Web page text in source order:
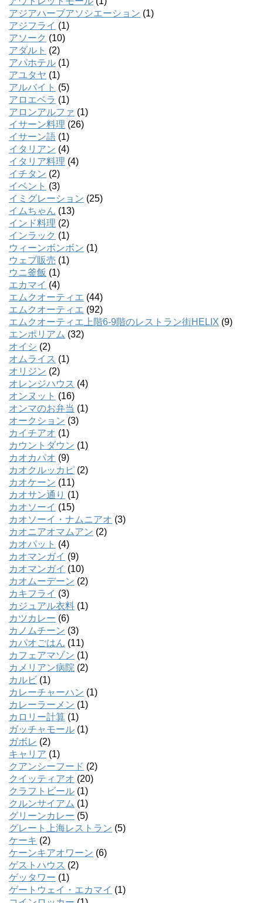
アジアハーブアソシエーション (1)
アジフライ (1)
アソーク (10)
アダルト (2)
アパホテル (1)
アユタヤ (1)
アルバイト (5)
アロエベラ (1)
アロンアルファ (1)
イサーン料理 (26)
イサーン語 (1)
イタリアン (4)
イタリア料理 (4)
イチタン (2)
イベント (3)
イミグレーション (25)
イムちゃん (13)
インド料理 (2)
インラック (1)
ウィーンボンボン (1)
ウェブ販売 (1)
ウニ釜飯 (1)
エカマイ (4)
エムクオーティエ (44)
エムクオーティエ (92)
エムクオーティエ上階6-9階のレストラン街HELIX (9)
エンポリアム (32)
オイシ (2)
オムライス (1)
オリジン (2)
オレンジハウス (4)
オンヌット (16)
オンマのお弁当 (1)
オークション (3)
カイチアオ (1)
カウントダウン (1)
カオカパオ (9)
カオクルッカピ (2)
カオケーン (11)
カオサン通り (1)
カオソーイ (15)
カオソーイ・ナムニアオ (3)
カオニアオマムアン (2)
カオパット (4)
カオマンガイ (9)
カオマンガイ (10)
カオムーデーン (2)
カキフライ (3)
カジュアル衣料 (1)
カツカレー (6)
カノムチーン (3)
カパオごはん (11)
カフェアマゾン (1)
カメリアン病院 (2)
カルビ (1)
カレーチャーハン (1)
カレーラーメン (1)
カロリー計算 (1)
ガッチャモール (1)
ガボレ (2)
キャリア (1)
クアンシーフード (2)
クイッティアオ (20)
クラフトビール (1)
クルンサイアム (1)
グリーンカレー (5)
グレート上海レストラン (5)
ケーキ (2)
ケーンキアオワーン (6)
ゲストハウス (2)
ゲッタワー (1)
ゲートウェイ・エカマイ (1)